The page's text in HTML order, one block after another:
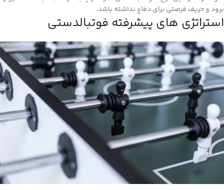
برود و حریف فرصتی برای دفاع نداشته باشد.
استراتژی‌ های پیشرفته فوتبالدستی